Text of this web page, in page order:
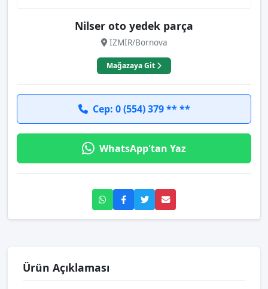
Nilser oto yedek parça
İZMİR/Bornova
Mağazaya Git
Cep: 0 (554) 379 ** **
WhatsApp'tan Yaz
Ürün Açıklaması